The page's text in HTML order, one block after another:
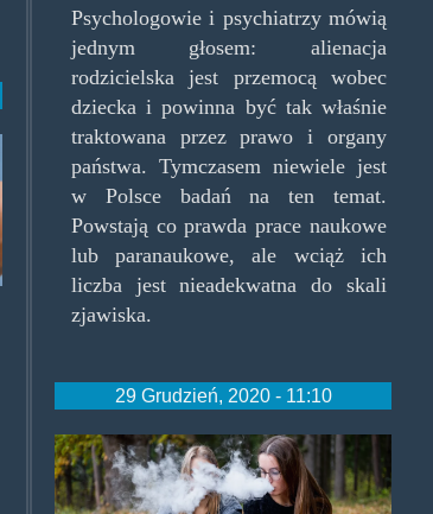
Psychologowie i psychiatrzy mówią
jednym głosem: alienacja
rodzicielska jest przemocą wobec
dziecka i powinna być tak właśnie
traktowana przez prawo i organy
państwa. Tymczasem niewiele jest
w Polsce badań na ten temat.
Powstają co prawda prace naukowe
lub paranaukowe, ale wciąż ich
liczba jest nieadekwatna do skali
zjawiska.
29 Grudzień, 2020 - 11:10
eszlugi.png